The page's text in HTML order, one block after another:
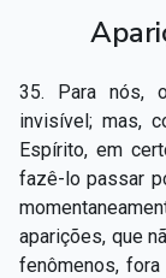
35. Para nós,
invisível; mas,
Espírito, em
fazê-lo passar
aparições, que
fenômenos,